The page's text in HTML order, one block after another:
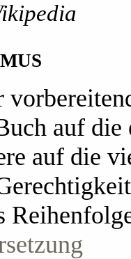
auf
auf die